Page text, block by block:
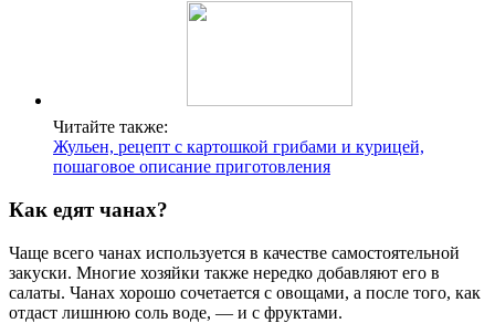
Читайте также:
Жульен, рецепт с картошкой грибами и курицей,
пошаговое описание приготовления
Как едят чанах?
Чаще всего чанах используется в качестве самостоятельной
закуски. Многие хозяйки также нередко добавляют его в
салаты. Чанах хорошо сочетается с овощами, а после того, как
отдаст лишнюю соль воде, — и с фруктами.